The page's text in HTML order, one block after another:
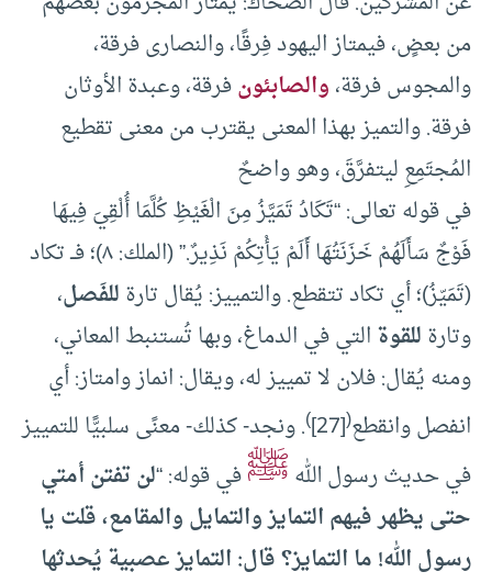
من بعضٍ، فيمتاز اليهود فِرقًا، والنصارى فرقة،
والمجوس فرقة،والصابئونفرقة، وعبدة الأوثان
فرقة. والتميز بهذا المعنى يقترب من معنى تقطيع
المُجتَمِعِ ليتفرَّقَ، وهو واضحٌ
في قوله تعالى: “تَكَادُ تَمَيَّزُ مِنَ الْغَيْظِ كُلَّمَا أُلْقِيَ فِيهَا
فَوْجٌ سَأَلَهُمْ خَزَنَتُهَا أَلَمْ يَأْتِكُمْ نَذِيرٌ.” (الملك: ٨)؛ فــ تكاد
(تَمَيّزُ)؛ أي تكاد تتقطع. والتمييز: يُقال تارةللفَصل،
وتارةللقوةالتي في الدماغ، وبها تُستنبط المعاني،
ومنه يُقال: فلان لا تمييز له، ويقال: انماز وامتاز: أي
انفصل وانقطع(
[27]
). ونجد- كذلك- معنًى سلبيًّا للتمييز
في حديث رسول اللهﷺفي قوله: “لن تفتن أمتي
حتى يظهر فيهم التمايز والتمايل والمقامع، قلت يا
رسول الله! ما التمايز؟ قال: التمايز عصبية يُحدثها